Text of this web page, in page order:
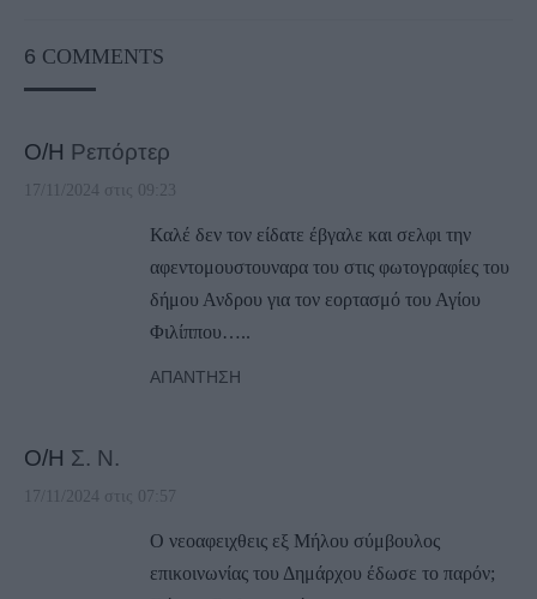
6 COMMENTS
Ο/Η Ρεπόρτερ
17/11/2024 στις 09:23
Καλέ δεν τον είδατε έβγαλε και σελφι την
αφεντομουστουναρα του στις φωτογραφίες του
δήμου Ανδρου για τον εορτασμό του Αγίου
Φιλίππου…..
ΑΠΆΝΤΗΣΗ
Ο/Η Σ. Ν.
17/11/2024 στις 07:57
Ο νεοαφειχθεις εξ Μήλου σύμβουλος
επικοινωνίας του Δημάρχου έδωσε το παρόν;